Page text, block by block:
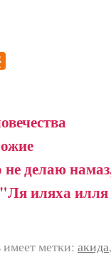
делаю
"Ля иляха
метки: акида